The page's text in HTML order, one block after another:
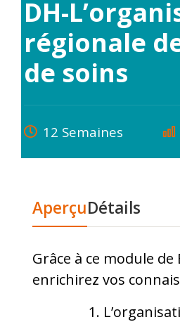
DH-
régionale
de soins
12 Semaines
AperçuDétails
Grâce à ce module
enrichirez vos